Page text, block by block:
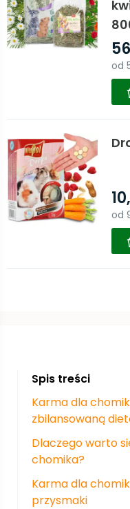
od
od
Spis treści
Karma dla
zbilansowaną
Dlaczego warto
chomika?
Karma dla
przysmaki